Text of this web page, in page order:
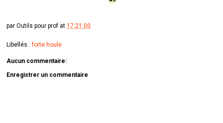
parOutils pour prof at17:21:00
Libellés :forte houle
Aucun commentaire:
Enregistrer un commentaire